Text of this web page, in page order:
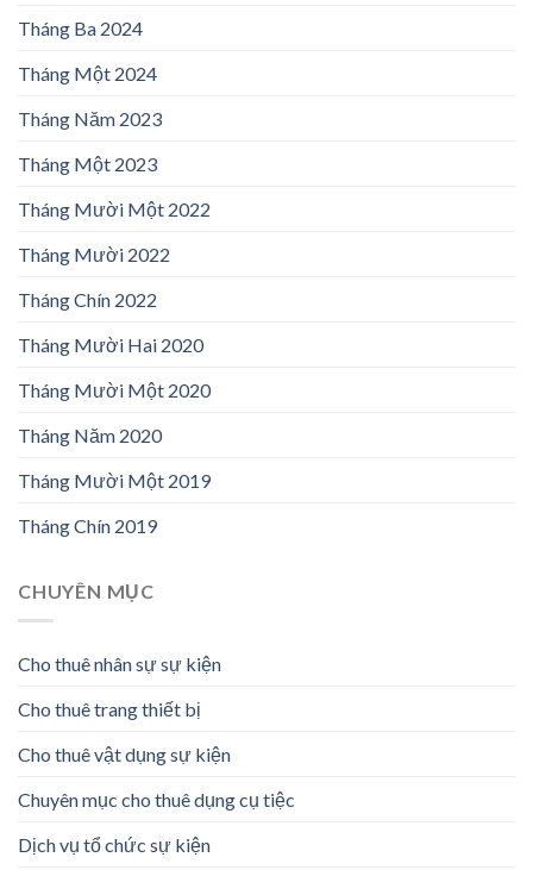
Tháng Ba 2024
Tháng Một 2024
Tháng Năm 2023
Tháng Một 2023
Tháng Mười Một 2022
Tháng Mười 2022
Tháng Chín 2022
Tháng Mười Hai 2020
Tháng Mười Một 2020
Tháng Năm 2020
Tháng Mười Một 2019
Tháng Chín 2019
CHUYÊN MỤC
Cho thuê nhân sự sự kiện
Cho thuê trang thiết bị
Cho thuê vật dụng sự kiện
Chuyên mục cho thuê dụng cụ tiệc
Dịch vụ tổ chức sự kiện